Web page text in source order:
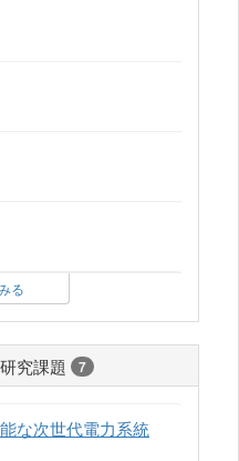
る
究課題 7
な次世代電力系統